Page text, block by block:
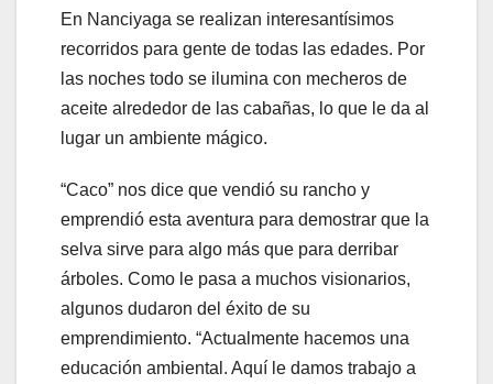
En Nanciyaga se realizan interesantísimos
recorridos para gente de todas las edades. Por
las noches todo se ilumina con mecheros de
aceite alrededor de las cabañas, lo que le da al
lugar un ambiente mágico.
“Caco” nos dice que vendió su rancho y
emprendió esta aventura para demostrar que la
selva sirve para algo más que para derribar
árboles. Como le pasa a muchos visionarios,
algunos dudaron del éxito de su
emprendimiento. “Actualmente hacemos una
educación ambiental. Aquí le damos trabajo a